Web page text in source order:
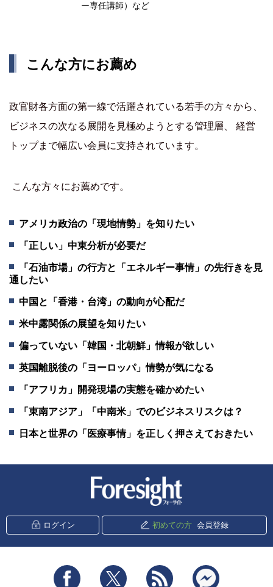
ー専任講師）など
こんな方にお薦め
政官財各方面の第一線で活躍されている若手の方々から、
ビジネスの次なる展開を見極めようとする管理層、 経営
トップまで幅広い会員に支持されています。
こんな方々にお薦めです。
アメリカ政治の「現地情勢」を知りたい
「正しい」中東分析が必要だ
「石油市場」の行方と「エネルギー事情」の先行きを見
通したい
中国と「香港・台湾」の動向が心配だ
米中露関係の展望を知りたい
偏っていない「韓国・北朝鮮」情報が欲しい
英国離脱後の「ヨーロッパ」情勢が気になる
「アフリカ」開発現場の実態を確かめたい
「東南アジア」「中南米」でのビジネスリスクは？
日本と世界の「医療事情」を正しく押さえておきたい
ログイン 初めての方 会員登録
Facebook Twitter RSS